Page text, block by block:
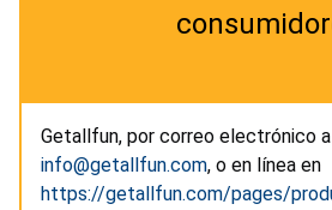
Getallfun, por correo electrónico a
info@getallfun.com, o en línea en
https://getallfun.com/pages/